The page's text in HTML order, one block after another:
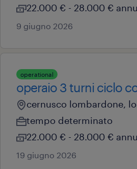
22.000 € - 28.000 €
9 giugno 2026
operational
operaio 3 turni ciclo
cernusco lombardone,
tempo determinato
22.000 € - 28.000 €
19 giugno 2026